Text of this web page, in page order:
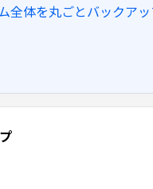
全体を丸ごとバックア